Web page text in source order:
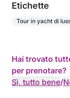
Etichette
Tour in yacht di
Hai trovato
per prenotare?
Sì, tutto bene/